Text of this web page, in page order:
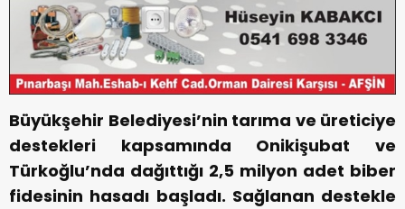
Büyükşehir Belediyesi’nin tarıma ve üreticiye
destekleri kapsamında Onikişubat ve
Türkoğlu’nda dağıttığı 2,5 milyon adet biber
fidesinin hasadı başladı. Sağlanan destekle